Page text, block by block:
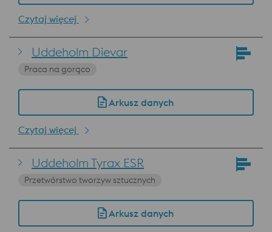
Czytaj więcej
Uddeholm Dievar
Praca na gorąco
Arkusz danych
Czytaj więcej
Uddeholm Tyrax ESR
Przetwórstwo tworzyw sztucznych
Arkusz danych